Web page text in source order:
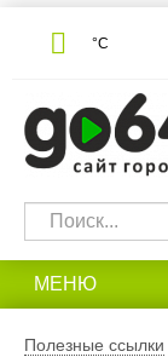
°С
МЕНЮ
Полезные ссылки